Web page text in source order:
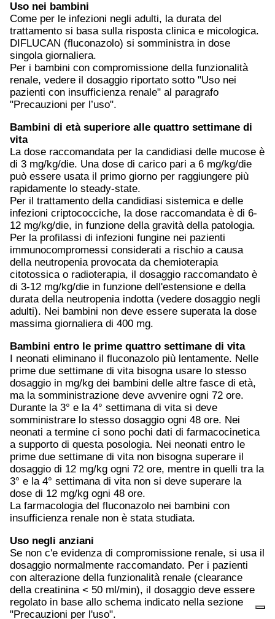
Uso nei bambini
Come per le infezioni negli adulti, la durata del
trattamento si basa sulla risposta clinica e micologica.
DIFLUCAN (fluconazolo) si somministra in dose
singola giornaliera.
Per i bambini con compromissione della funzionalità
renale, vedere il dosaggio riportato sotto "Uso nei
pazienti con insufficienza renale" al paragrafo
"Precauzioni per l’uso".
Bambini di età superiore alle quattro settimane di
vita
La dose raccomandata per la candidiasi delle mucose è
di 3 mg/kg/die. Una dose di carico pari a 6 mg/kg/die
può essere usata il primo giorno per raggiungere più
rapidamente lo steady-state.
Per il trattamento della candidiasi sistemica e delle
infezioni criptococciche, la dose raccomandata è di 6-
12 mg/kg/die, in funzione della gravità della patologia.
Per la profilassi di infezioni fungine nei pazienti
immunocompromessi considerati a rischio a causa
della neutropenia provocata da chemioterapia
citotossica o radioterapia, il dosaggio raccomandato è
di 3-12 mg/kg/die in funzione dell'estensione e della
durata della neutropenia indotta (vedere dosaggio negli
adulti). Nei bambini non deve essere superata la dose
massima giornaliera di 400 mg.
Bambini entro le prime quattro settimane di vita
I neonati eliminano il fluconazolo più lentamente. Nelle
prime due settimane di vita bisogna usare lo stesso
dosaggio in mg/kg dei bambini delle altre fasce di età,
ma la somministrazione deve avvenire ogni 72 ore.
Durante la 3° e la 4° settimana di vita si deve
somministrare lo stesso dosaggio ogni 48 ore. Nei
neonati a termine ci sono pochi dati di farmacocinetica
a supporto di questa posologia. Nei neonati entro le
prime due settimane di vita non bisogna superare il
dosaggio di 12 mg/kg ogni 72 ore, mentre in quelli tra la
3° e la 4° settimana di vita non si deve superare la
dose di 12 mg/kg ogni 48 ore.
La farmacologia del fluconazolo nei bambini con
insufficienza renale non è stata studiata.
Uso negli anziani
Se non c'e evidenza di compromissione renale, si usa il
dosaggio normalmente raccomandato. Per i pazienti
con alterazione della funzionalità renale (clearance
della creatinina < 50 ml/min), il dosaggio deve essere
regolato in base allo schema indicato nella sezione
"Precauzioni per l'uso".